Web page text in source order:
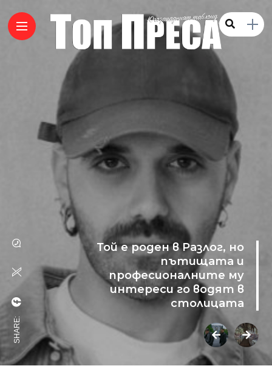
Той е роден в Разлог, но
пътищата и
професионалните му
интереси го водят в
столицата
SHARE: